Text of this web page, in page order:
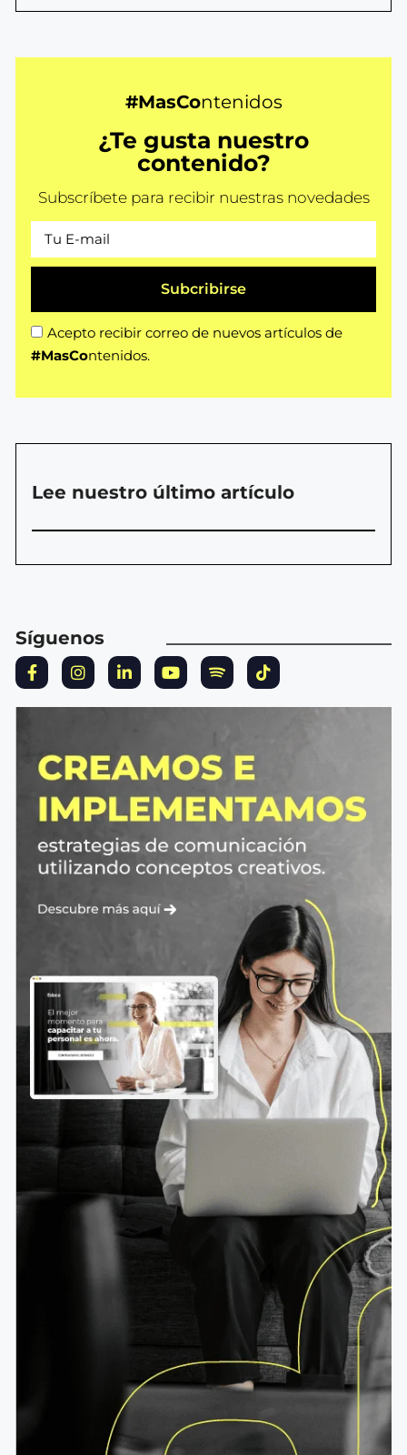
#MasContenidos
¿Te gusta nuestro
contenido?
Subscríbete para recibir nuestras novedades
Acepto recibir correo de nuevos artículos de
#MasContenidos.
Subcribirse
Lee nuestro último artículo
Síguenos